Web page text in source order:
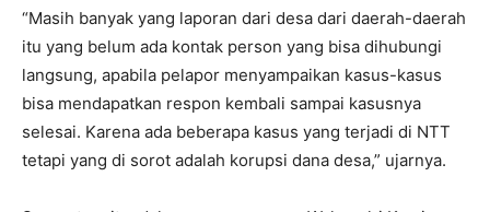
“Masih banyak yang laporan dari desa dari daerah-daerah
itu yang belum ada kontak person yang bisa dihubungi
langsung, apabila pelapor menyampaikan kasus-kasus
bisa mendapatkan respon kembali sampai kasusnya
selesai. Karena ada beberapa kasus yang terjadi di NTT
tetapi yang di sorot adalah korupsi dana desa,” ujarnya.